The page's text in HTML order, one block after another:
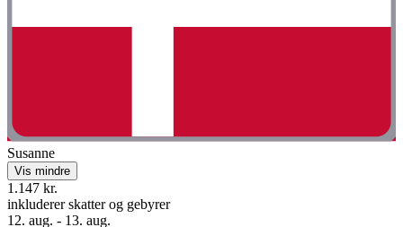
Susanne
Vis mindre
1.147 kr.
inkluderer skatter og gebyrer
12. aug. - 13. aug.